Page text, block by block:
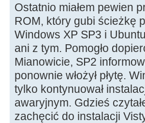
Ostatnio miałem pewien
ROM, który gubi ścieżkę
Windows XP SP3 i
ani z tym. Pomogło
Mianowicie, SP2
ponownie włożył płytę.
tylko kontynuował
awaryjnym. Gdzieś
zachęcić do instalacji